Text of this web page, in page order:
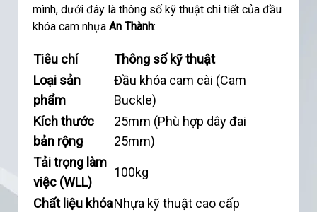
mình, dưới đây là thông số kỹ thuật chi tiết của đầu
khóa cam nhựa An Thành:
Tiêu chí
Thông số kỹ thuật
Loại sản
phẩm
Đầu khóa cam cài (Cam
Buckle)
Kích thước
bản rộng
25mm (Phù hợp dây đai
25mm)
Tải trọng làm
việc (WLL)
100kg
Chất liệu khóaNhựa kỹ thuật cao cấp